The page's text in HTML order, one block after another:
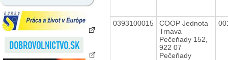
0393100015
COOP Jednota
Trnava
Pečeňady 152,
922 07
Pečeňady